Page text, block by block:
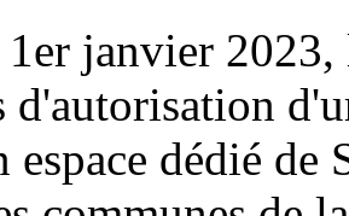
janvier
d'autorisation
espace dédié de